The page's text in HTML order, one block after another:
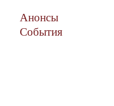
Анонсы
События